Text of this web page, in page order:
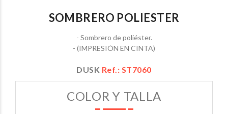
SOMBRERO POLIESTER
- Sombrero de poliéster.
- (IMPRESIÓN EN CINTA)
DUSK Ref.: ST7060
COLOR Y TALLA